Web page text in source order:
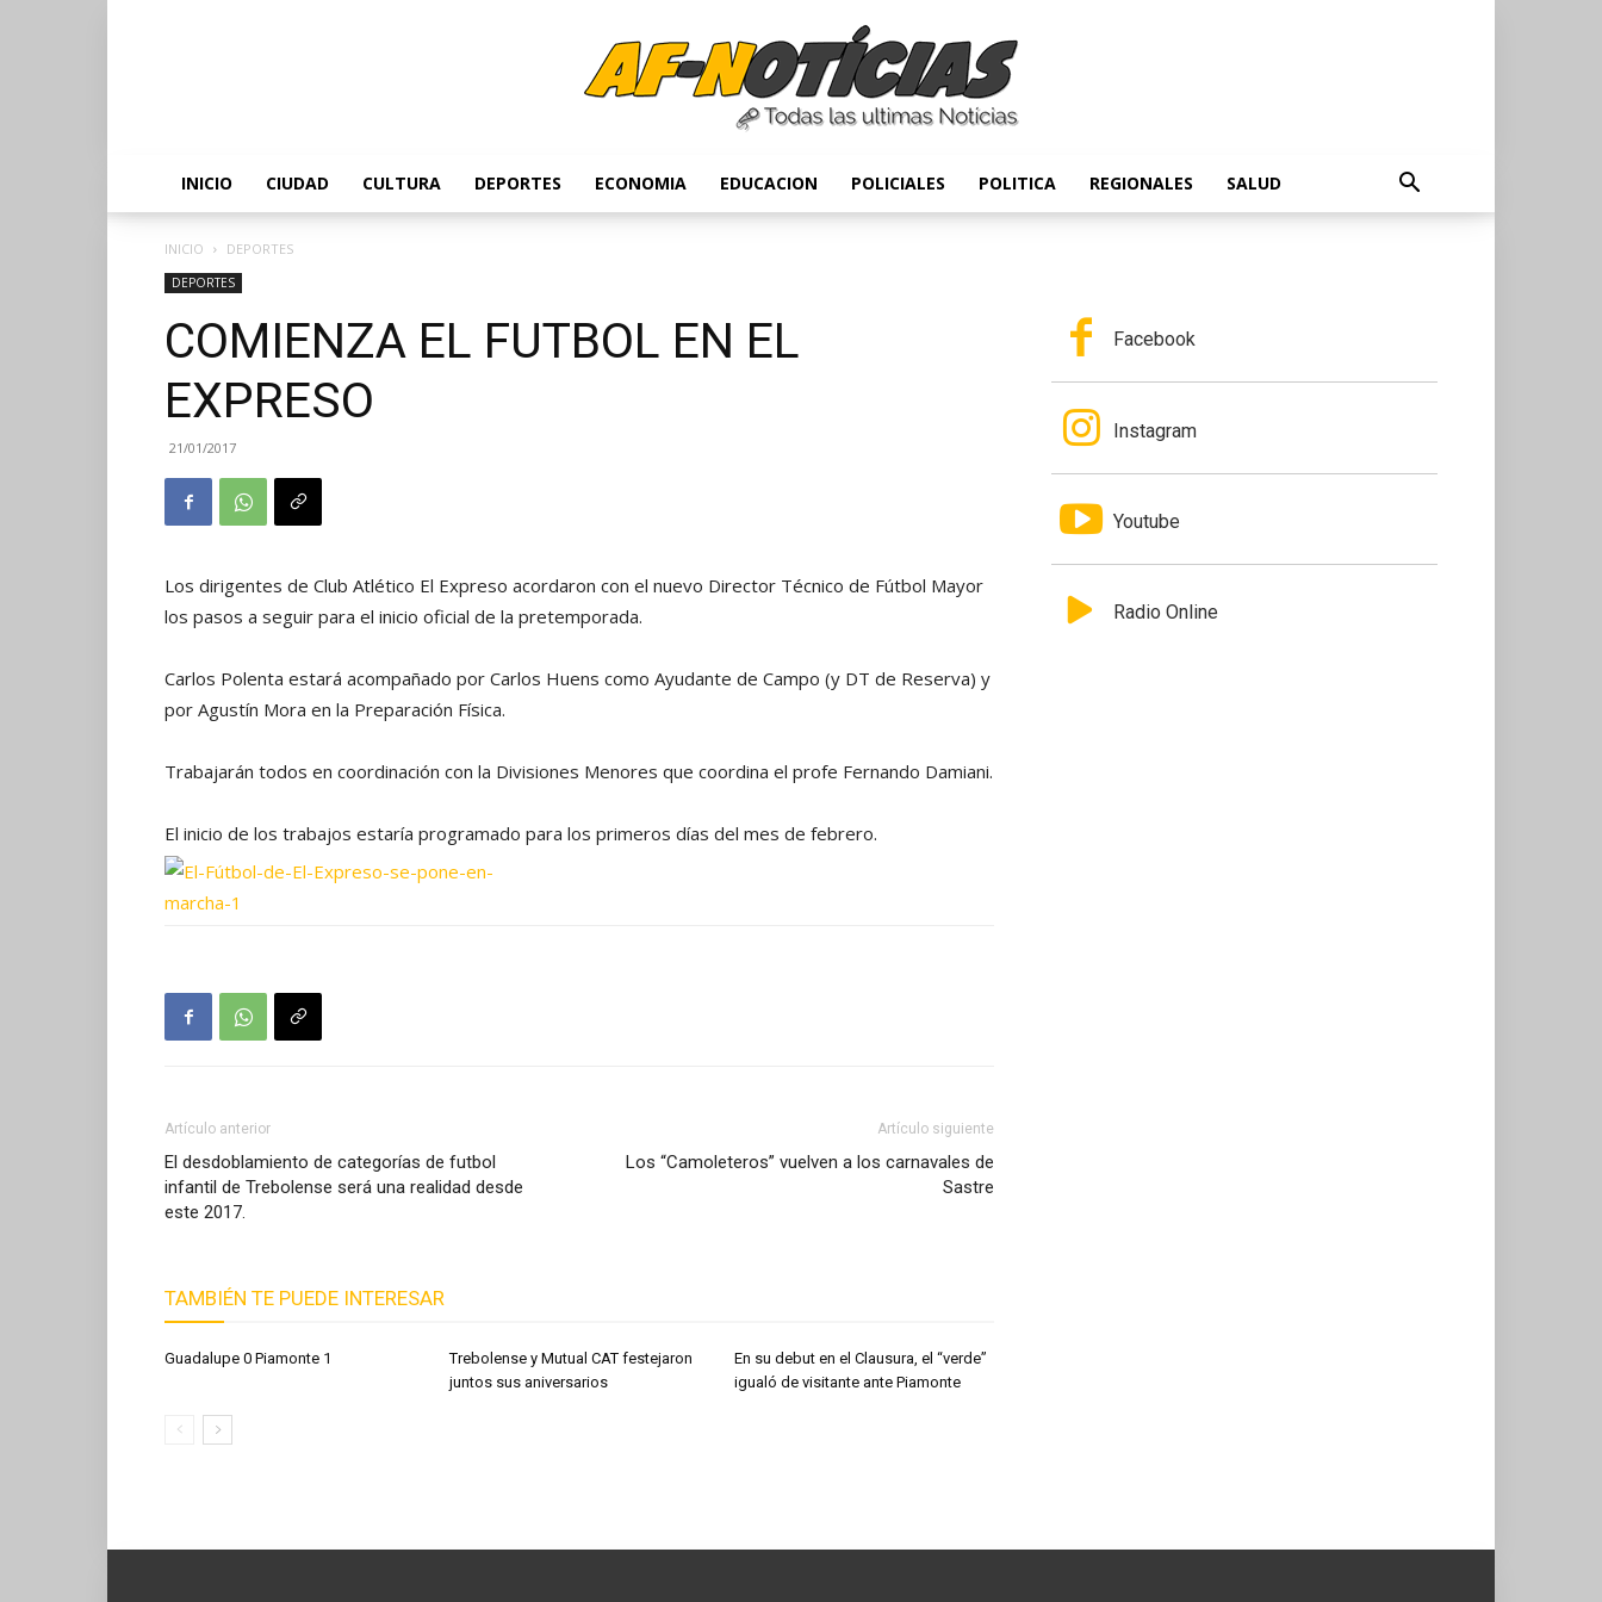
Anyulin
INICIO CIUDAD CULTURA DEPORTES ECONOMIA EDUCACION POLICIALES POLITICA REGIONALES SALUD
INICIO DEPORTES
DEPORTES
COMIENZA EL FUTBOL EN EL
EXPRESO
21/01/2017
Los dirigentes de Club Atlético El Expreso acordaron con el nuevo Director Técnico de Fútbol Mayor
los pasos a seguir para el inicio oficial de la pretemporada.
Carlos Polenta estará acompañado por Carlos Huens como Ayudante de Campo (y DT de Reserva) y
por Agustín Mora en la Preparación Física.
Trabajarán todos en coordinación con la Divisiones Menores que coordina el profe Fernando Damiani.
El inicio de los trabajos estaría programado para los primeros días del mes de febrero.
Artículo anterior
El desdoblamiento de categorías de futbol
infantil de Trebolense será una realidad desde
este 2017.
Artículo siguiente
Los “Camoleteros” vuelven a los carnavales de
Sastre
TAMBIÉN TE PUEDE INTERESAR
Guadalupe 0 Piamonte 1
Trebolense y Mutual CAT festejaron
juntos sus aniversarios
En su debut en el Clausura, el “verde”
igualó de visitante ante Piamonte
Facebook
Instagram
Youtube
Radio Online